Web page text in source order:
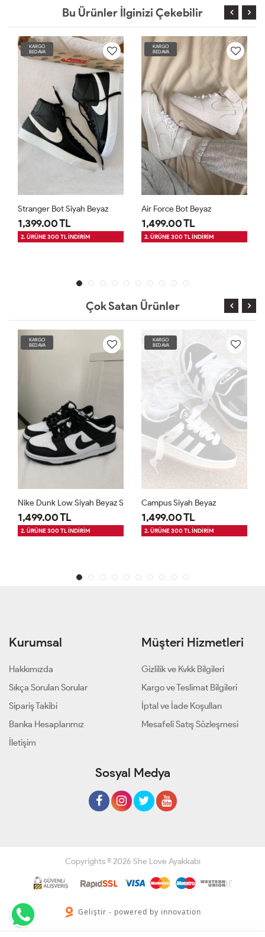
Bu Ürünler İlginizi Çekebilir
KARGO
BEDAVA
Stranger Bot Siyah Beyaz
1,399.00 TL
2. ÜRÜNE 300 TL İNDİRİM
KARGO
BEDAVA
Air Force Bot Beyaz
1,499.00 TL
2. ÜRÜNE 300 TL İNDİRİM
Çok Satan Ürünler
KARGO
BEDAVA
Nike Dunk Low Siyah Beyaz S
1,499.00 TL
2. ÜRÜNE 300 TL İNDİRİM
KARGO
BEDAVA
Campus Siyah Beyaz
1,499.00 TL
2. ÜRÜNE 300 TL İNDİRİM
Kurumsal
Hakkımızda
Sıkça Sorulan Sorular
Sipariş Takibi
Banka Hesaplarımız
İletişim
Müşteri Hizmetleri
Gizlilik ve Kvkk Bilgileri
Kargo ve Teslimat Bilgileri
İptal ve İade Koşulları
Mesafeli Satış Sözleşmesi
Sosyal Medya
Copyrights © 2026 She Love Ayakkabı
Geliştir - powered by innovation